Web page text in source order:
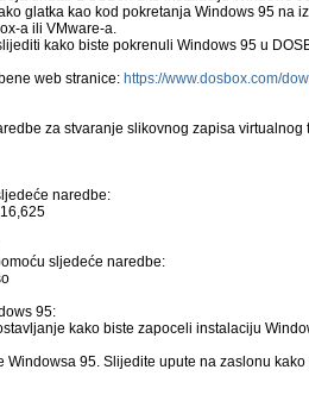
glatka kao kod pokretanja Windows 95 na
a ili VMware-a.
kako biste pokrenuli Windows 95 u
web stranice: https://www.dosbox.com/
za stvaranje slikovnog zapisa virtualnog
naredbe:
sljedeće naredbe:
95:
kako biste zapoceli instalaciju
Windowsa 95. Slijedite upute na zaslonu